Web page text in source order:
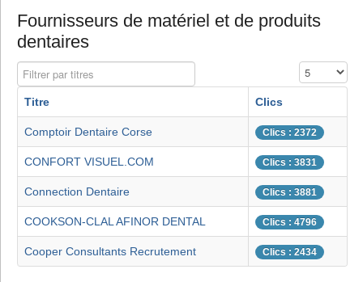
Fournisseurs de matériel et de produits
dentaires
Filtrer par titres Affichage #
Titre Clics
Comptoir Dentaire Corse Clics : 2372
CONFORT VISUEL.COM Clics : 3831
Connection Dentaire Clics : 3881
COOKSON-CLAL AFINOR DENTAL Clics : 4796
Cooper Consultants Recrutement Clics : 2434